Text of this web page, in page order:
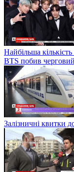
Найбільша
BTS побив
Залізничні квитки